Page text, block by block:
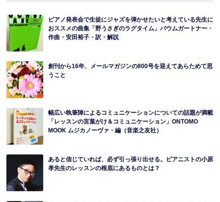
ピアノ発表会で生徒にジャズを弾かせたいと考えている先生に
おススメの曲集「野うさぎのラグタイム」バウムガートナー・
作曲・安田裕子・訳・解説
創刊から16年、メールマガジンの800号を迎えてあらためて思
うこと
幅広い執筆陣によるコミュニケーションについての話題が満載
「レッスンの言葉がけ＆コミュニケーション」ONTOMO
MOOK ムジカノーヴァ・編（音楽之友社）
あると信じていれば、必ず引っ張り出せる。ピアニストの小原
孝先生のレッスンの根底にあるものとは？